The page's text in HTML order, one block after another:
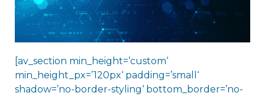
[av_section min_height=’custom‘
min_height_px=’120px‘ padding=’small‘
shadow=’no-border-styling‘ bottom_border=’no-